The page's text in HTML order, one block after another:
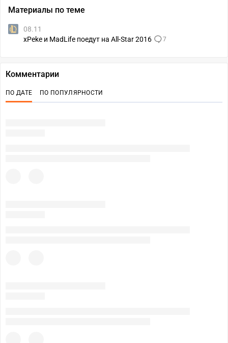
Материалы по теме
08.11
xPeke и MadLife поедут на All-Star 2016
7
Комментарии
ПО ДАТЕ ПО ПОПУЛЯРНОСТИ